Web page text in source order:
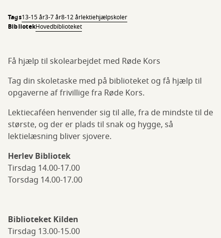
Tags13-15 år3-7 år8-12 årlektiehjælpskoler
BibliotekHovedbiblioteket
Få hjælp til skolearbejdet med Røde Kors
Tag din skoletaske med på biblioteket og få hjælp til
opgaverne af frivillige fra Røde Kors.
Lektiecaféen henvender sig til alle, fra de mindste til de
største, og der er plads til snak og hygge, så
lektielæsning bliver sjovere.
Herlev Bibliotek
Tirsdag 14.00-17.00
Torsdag 14.00-17.00
Biblioteket Kilden
Tirsdag 13.00-15.00